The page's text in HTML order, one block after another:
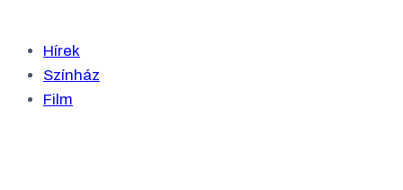
Hírek
Színház
Film